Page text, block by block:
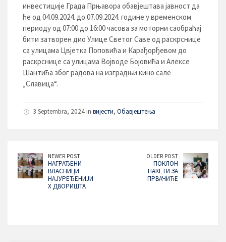
инвестиције Града Прњавора обавјештава јавност да
ће од 04.09.2024. до 07.09.2024. године у временском
периоду од 07:00 до 16:00 часова за моторни саобраћај
бити затворен дио Улице Светог Саве од раскрснице
са улицама Цвјетка Поповића и Карађорђевом до
раскрснице са улицама Војводе Бојовића и Алексе
Шантића због радова на изградњи кино сале
„Славица“.
3 Septembra, 2024 in вијести, Обавјештења
NEWER POST
НАГРАЂЕНИ
ВЛАСНИЦИ
НАЈУРЕЂЕНИЈИ
Х ДВОРИШТА
OLDER POST
ПОКЛОН
ПАКЕТИ ЗА
ПРВАЧИЋЕ